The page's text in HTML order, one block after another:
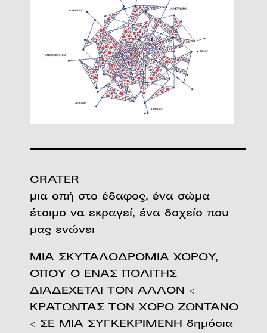
CRATER
μια οπή στο έδαφος, ένα σώμα
έτοιμο να εκραγεί, ένα δοχείο που
μας ενώνει
ΜΙΑ ΣΚΥΤΑΛΟΔΡΟΜΙΑ XOΡΟΥ,
ΟΠΟΥ Ο ΕΝΑΣ ΠΟΛΙΤΗΣ
ΔΙΑΔΕΧΕΤΑΙ ΤΟΝ ΑΛΛΟΝ <
ΚΡΑΤΩΝΤΑΣ ΤΟΝ ΧΟΡΟ ΖΩΝΤΑΝΟ
< ΣΕ ΜΙΑ ΣΥΓΚΕΚΡΙΜΕΝΗ δημόσια